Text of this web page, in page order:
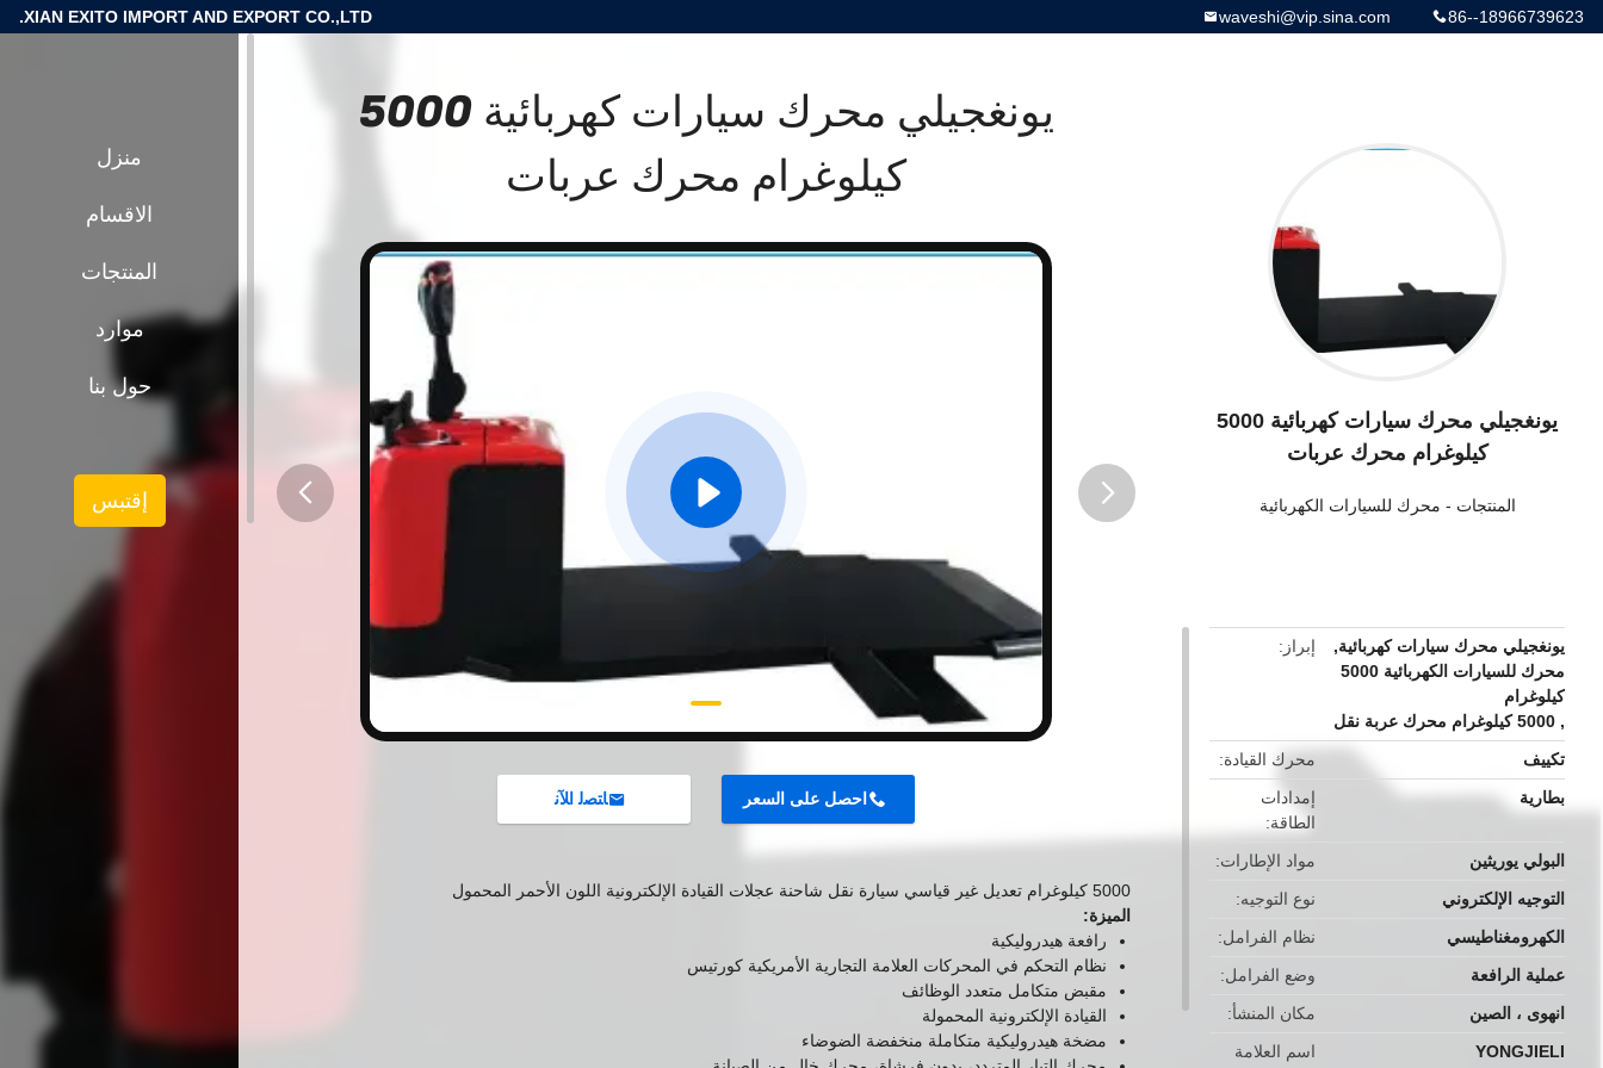
XIAN EXITO IMPORT AND EXPORT CO.,LTD. 86--18966739623
waveshi@vip.sina.com
يونغجيلي محرك سيارات كهربائية 5000
كيلوغرام محرك عربات
المنتجات - محرك للسيارات الكهربائية
إبراز يونغجيلي محرك سيارات كهربائية,
محرك للسيارات الكهربائية 5000
كيلوغرام
, 5000 كيلوغرام محرك عربة نقل
محرك القيادة
تكييف
إمدادات
الطاقة
بطارية
مواد الإطارات
البولي يوريثين
نوع التوجيه
التوجيه الإلكتروني
نظام الفرامل
الكهرومغناطيسي
وضع الفرامل
عملية الرافعة
مكان المنشأ
انهوى ، الصين
اسم العلامة
YONGJIELI
يونغجيلي محرك سيارات كهربائية 5000
كيلوغرام محرك عربات
احصل على السعر ﺎﺘﺼﻟ ﺍﻶﻧ
5000 كيلوغرام تعديل غير قياسي سيارة نقل شاحنة عجلات القيادة الإلكترونية اللون الأحمر المحمول
الميزة:
رافعة هيدروليكية
نظام التحكم في المحركات العلامة التجارية الأمريكية كورتيس
مقبض متكامل متعدد الوظائف
القيادة الإلكترونية المحمولة
مضخة هيدروليكية متكاملة منخفضة الضوضاء
منزل
الاقسام
المنتجات
موارد
حول بنا
إقتبس